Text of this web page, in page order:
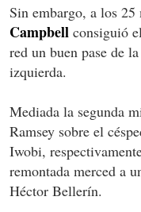
Sin embargo, a los
Campbell consiguió
red un buen pase de
izquierda.
Mediada la segunda
Ramsey sobre el
Iwobi,
remontada merced a
Héctor Bellerín.